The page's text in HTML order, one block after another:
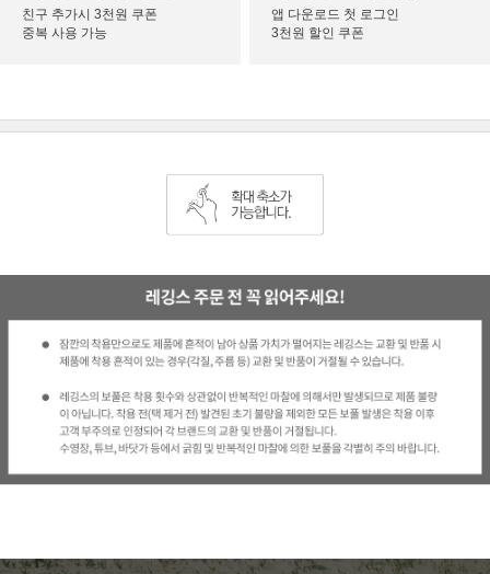
친구 추가시 3천원 쿠폰
중복 사용 가능
앱 다운로드 첫 로그인
3천원 할인 쿠폰